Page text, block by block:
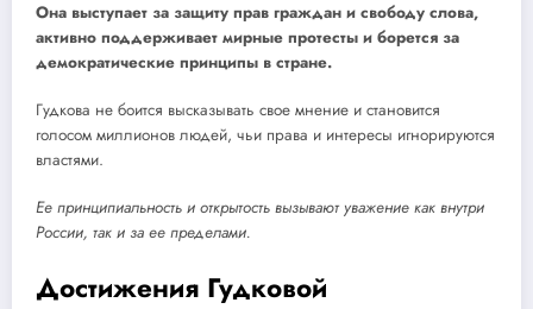
Она выступает за защиту прав граждан и свободу слова,
активно поддерживает мирные протесты и борется за
демократические принципы в стране.
Гудкова не боится высказывать свое мнение и становится
голосом миллионов людей, чьи права и интересы игнорируются
властями.
Ее принципиальность и открытость вызывают уважение как внутри
России, так и за ее пределами.
Достижения Гудковой